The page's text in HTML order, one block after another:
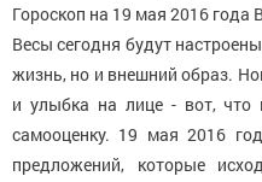
Гороскоп на 19 мая 2016 года
Весы сегодня будут
жизнь, но и внешний образ.
и улыбка на лице - вот, что
самооценку. 19 мая 2016
предложений, которые